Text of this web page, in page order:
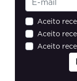
Aceito
Aceito
Aceito